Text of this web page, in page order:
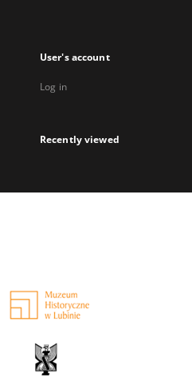
User's account
Log in
Recently viewed